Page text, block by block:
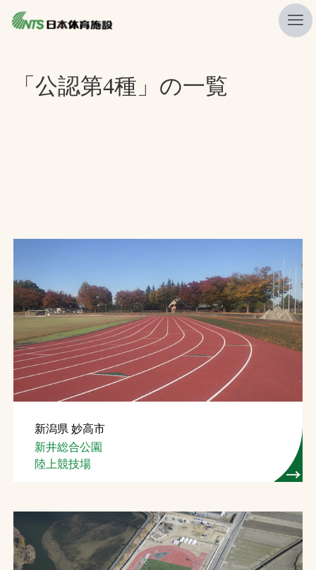
ニュース
会社概要
検索
お問合せ
お取引先の皆様へ
ソーシャルメディアポリシー
Instagram
Facebook
YouTube
文字の見えづらさや操作にお困りの方へ
「公認第4種」の一覧
新潟県 妙高市
新井総合公園
陸上競技場